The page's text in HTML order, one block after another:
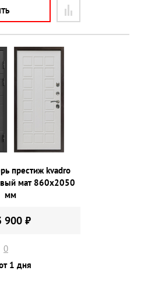
престиж kvadro
мат 860х2050
мм
900 ₽
0
1 дня